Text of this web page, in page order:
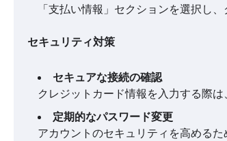
「支払い情報」セクションを選択し
セキュリティ対策
セキュアな接続の確認
クレジットカード情報を入力する際
定期的なパスワード変更
アカウントのセキュリティを高める